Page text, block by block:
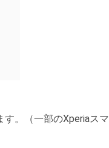
。（一部のXperiaスマ